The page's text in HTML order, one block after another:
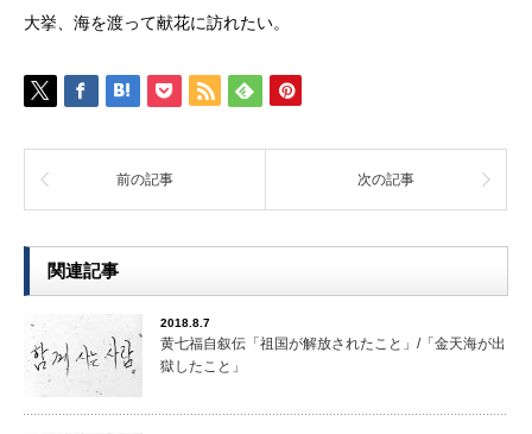
大挙、海を渡って献花に訪れたい。
前の記事 次の記事
関連記事
2018.8.7
黄七福自叙伝「祖国が解放されたこと」/「金天海が出
獄したこと」